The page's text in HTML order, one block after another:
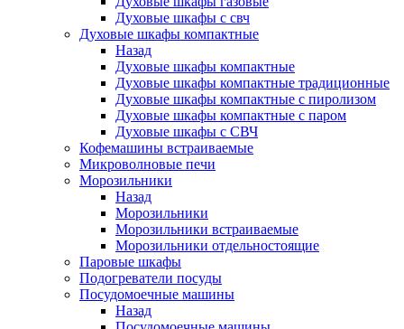
Духовые шкафы с свч
Духовые шкафы компактные
Назад
Духовые шкафы компактные
Духовые шкафы компактные традиционные
Духовые шкафы компактные с пиролизом
Духовые шкафы компактные с паром
Духовые шкафы с СВЧ
Кофемашины встраиваемые
Микроволновые печи
Морозильники
Назад
Морозильники
Морозильники встраиваемые
Морозильники отдельностоящие
Паровые шкафы
Подогреватели посуды
Посудомоечные машины
Назад